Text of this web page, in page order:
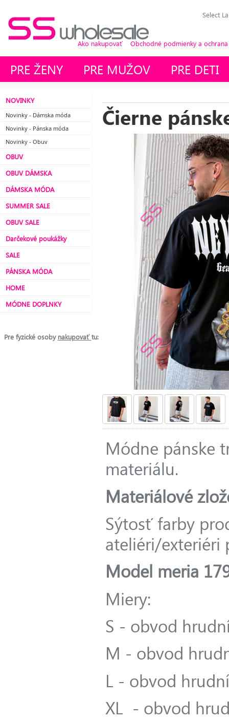
Select
Ako nakupovať Obchodné podmienky a
PRE ŽENY PRE MUŽOV PRE DETI
NOVINKY
Novinky - Dámska móda
Novinky - Pánska móda
Novinky - Obuv
OBUV
OBUV DÁMSKA
DÁMSKA MÓDA
SUMMER SALE
OBUV SALE
Darčekové poukážky
SALE
PÁNSKA MÓDA
HOME
MÓDNE DOPLNKY
Pre fyzické osoby nakupovaťtu:
Čierne
Módne pánske
materiálu.
Materiálové
Sýtosť farby
ateliéri/exteriéri
Model meria
Miery:
S - obvod
M - obvod
L - obvod
XL - obvod